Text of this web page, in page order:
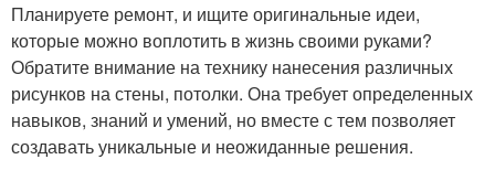
Планируете ремонт, и ищите оригинальные идеи,
которые можно воплотить в жизнь своими руками?
Обратите внимание на технику нанесения различных
рисунков на стены, потолки. Она требует определенных
навыков, знаний и умений, но вместе с тем позволяет
создавать уникальные и неожиданные решения.